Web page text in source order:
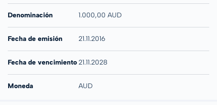
Denominación 1.000,00 AUD
Fecha de emisión 21.11.2016
Fecha de vencimiento21.11.2028
Moneda AUD